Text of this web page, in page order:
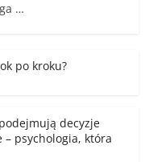
…
po kroku?
decyzje
psychologia, która